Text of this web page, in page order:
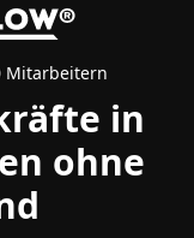
Mitarbeitern
in
ohne